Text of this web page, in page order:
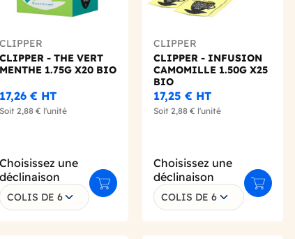
CLIPPER
CLIPPER - THE VERT
MENTHE 1.75G X20 BIO
17,26 € HT
Soit 2,88 € l'unité
Choisissez une
déclinaison
COLIS DE 6
Ajouter au panier
CLIPPER
CLIPPER - INFUSION
CAMOMILLE 1.50G X25
BIO
17,25 € HT
Soit2,88 € l'unité
Choisissez une
déclinaison
COLIS DE 6
Ajouter